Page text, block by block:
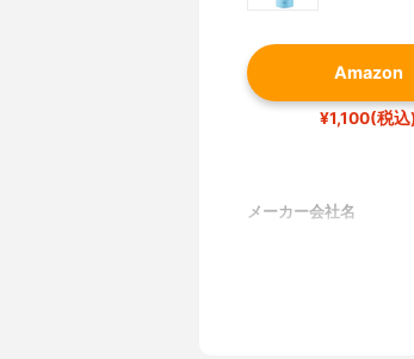
Amazon
¥1,100(税込
メーカー会社名